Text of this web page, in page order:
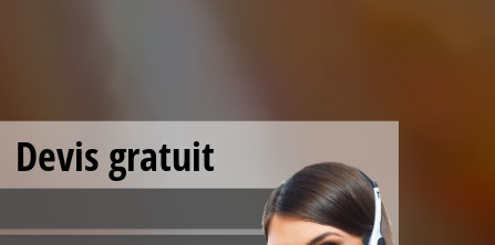
Devis gratuit